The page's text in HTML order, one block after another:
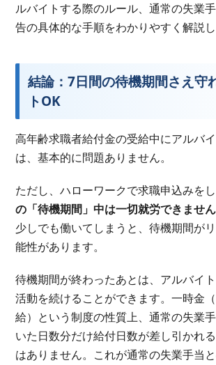
ルバイトする際のルール、通常の失業
告の具体的な手順をわかりやすく解説し
結論：7日間の待機期間さえ守
トOK
高年齢求職者給付金の受給中にアルバ
は、基本的に問題ありません。
ただし、ハローワークで求職申込みを
の「待機期間」中は一切就労できません
少しでも働いてしまうと、待機期間が
能性があります。
待機期間が終わったあとは、アルバイ
活動を続けることができます。一時金
給）という制度の性質上、通常の失業
いた日数分だけ給付日数が差し引かれ
はありません。これが通常の失業手当